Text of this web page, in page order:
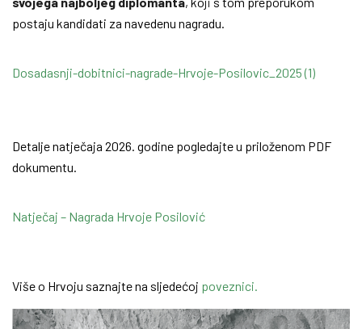
postaju kandidati za navedenu nagradu.
Dosadasnji-dobitnici-nagrade-Hrvoje-Posilovic_2025 (1)
Detalje natječaja 2026. godine pogledajte u priloženom PDF
dokumentu.
Natječaj – Nagrada Hrvoje Posilović
Više o Hrvoju saznajte na sljedećoj poveznici.